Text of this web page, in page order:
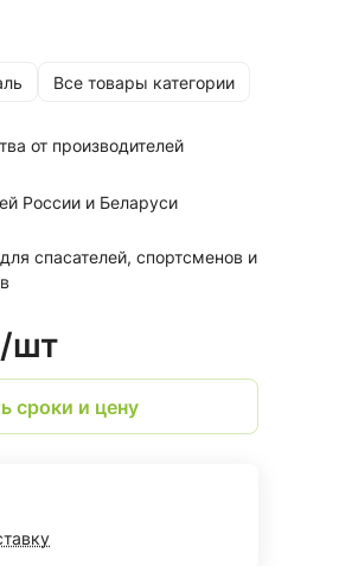
Металлическая или кевларовая
Все товары категории
от производителей
России и Беларуси
спасателей, спортсменов и
шт
сроки и цену